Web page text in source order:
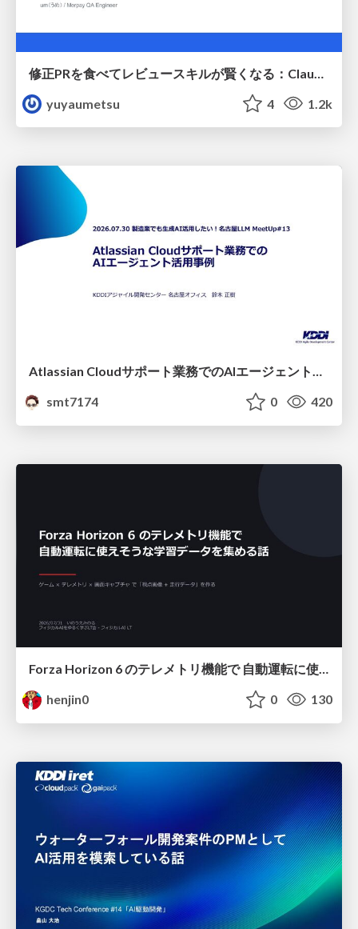
yuyaumetsu
4 1.2k
Atlassian Cloudサポート業務でのAIエージェント活用事例
smt7174
0 420
Forza Horizon 6 のテレメトリ機能で 自動運転に使えそうな学習データを集める話
henjin0
0 130